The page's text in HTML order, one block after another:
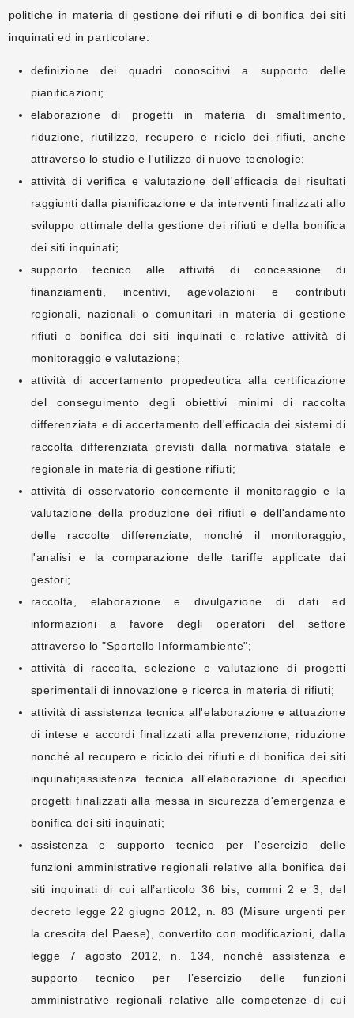
politiche in materia di gestione dei rifiuti e di bonifica dei siti
inquinati ed in particolare:
definizione dei quadri conoscitivi a supporto delle
pianificazioni;
elaborazione di progetti in materia di smaltimento,
riduzione, riutilizzo, recupero e riciclo dei rifiuti, anche
attraverso lo studio e l'utilizzo di nuove tecnologie;
attività di verifica e valutazione dell'efficacia dei risultati
raggiunti dalla pianificazione e da interventi finalizzati allo
sviluppo ottimale della gestione dei rifiuti e della bonifica
dei siti inquinati;
supporto tecnico alle attività di concessione di
finanziamenti, incentivi, agevolazioni e contributi
regionali, nazionali o comunitari in materia di gestione
rifiuti e bonifica dei siti inquinati e relative attività di
monitoraggio e valutazione;
attività di accertamento propedeutica alla certificazione
del conseguimento degli obiettivi minimi di raccolta
differenziata e di accertamento dell'efficacia dei sistemi di
raccolta differenziata previsti dalla normativa statale e
regionale in materia di gestione rifiuti;
attività di osservatorio concernente il monitoraggio e la
valutazione della produzione dei rifiuti e dell'andamento
delle raccolte differenziate, nonché il monitoraggio,
l'analisi e la comparazione delle tariffe applicate dai
gestori;
raccolta, elaborazione e divulgazione di dati ed
informazioni a favore degli operatori del settore
attraverso lo "Sportello Informambiente";
attività di raccolta, selezione e valutazione di progetti
sperimentali di innovazione e ricerca in materia di rifiuti;
attività di assistenza tecnica all'elaborazione e attuazione
di intese e accordi finalizzati alla prevenzione, riduzione
nonché al recupero e riciclo dei rifiuti e di bonifica dei siti
inquinati;assistenza tecnica all'elaborazione di specifici
progetti finalizzati alla messa in sicurezza d'emergenza e
bonifica dei siti inquinati;
assistenza e supporto tecnico per l’esercizio delle
funzioni amministrative regionali relative alla bonifica dei
siti inquinati di cui all’articolo 36 bis, commi 2 e 3, del
decreto legge 22 giugno 2012, n. 83 (Misure urgenti per
la crescita del Paese), convertito con modificazioni, dalla
legge 7 agosto 2012, n. 134, nonché assistenza e
supporto tecnico per l’esercizio delle funzioni
amministrative regionali relative alle competenze di cui